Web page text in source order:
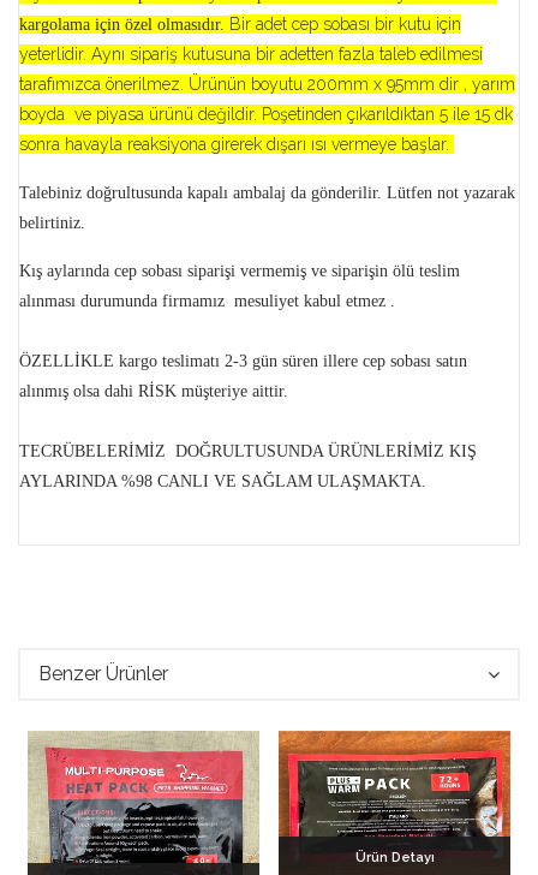
kargolama için özel olmasıdır. Bir adet cep sobası bir kutu için
yeterlidir. Aynı sipariş kutusuna bir adetten fazla taleb edilmesi
tarafımızca önerilmez. Ürünün boyutu 200mm x 95mm dir , yarım
boyda ve piyasa ürünü değildir. Poşetinden çıkarıldıktan 5 ile 15 dk
sonra havayla reaksiyona girerek dışarı ısı vermeye başlar.
Talebiniz doğrultusunda kapalı ambalaj da gönderilir. Lütfen not yazarak
belirtiniz.
Kış aylarında cep sobası siparişi vermemiş ve siparişin ölü teslim
alınması durumunda firmamız mesuliyet kabul etmez .
ÖZELLİKLE kargo teslimatı 2-3 gün süren illere cep sobası satın
alınmış olsa dahi RİSK müşteriye aittir.
TECRÜBELERİMİZ DOĞRULTUSUNDA ÜRÜNLERİMİZ KIŞ
AYLARINDA %98 CANLI VE SAĞLAM ULAŞMAKTA.
Benzer Ürünler
Ürün Detayı